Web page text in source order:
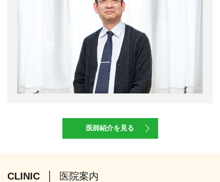
医師紹介を見る
CLINIC 医院案内